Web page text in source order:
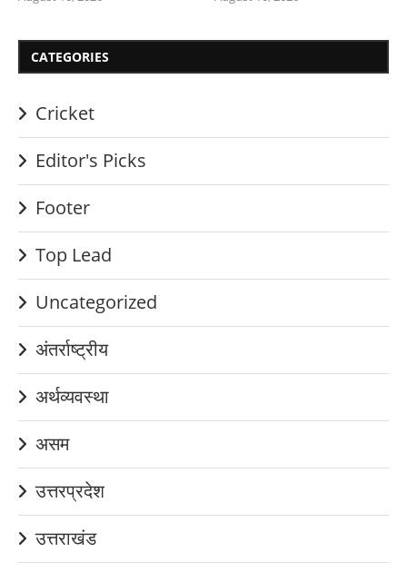
CATEGORIES
Cricket
Editor's Picks
Footer
Top Lead
Uncategorized
अंतर्राष्ट्रीय
अर्थव्यवस्था
असम
उत्तरप्रदेश
उत्तराखंड